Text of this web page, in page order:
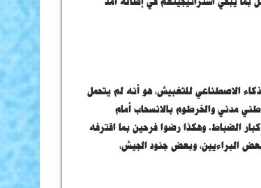
الاصطناعي للتغبيش، هو أنه لم يتحمل
مدني والخرطوم بالانسحاب أمام
الضباط. وهكذا رضوا فرحين بما اقترفه
البراءيين، وبعض جنود الجيش،